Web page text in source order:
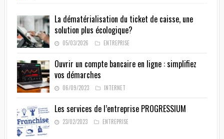
La dématérialisation du ticket de caisse, une
solution plus écologique?
05/03/2026 ENTREPRISE
Ouvrir un compte bancaire en ligne : simplifiez
vos démarches
06/09/2023 INTERNET
Les services de l’entreprise PROGRESSIUM
23/02/2023 ENTREPRISE